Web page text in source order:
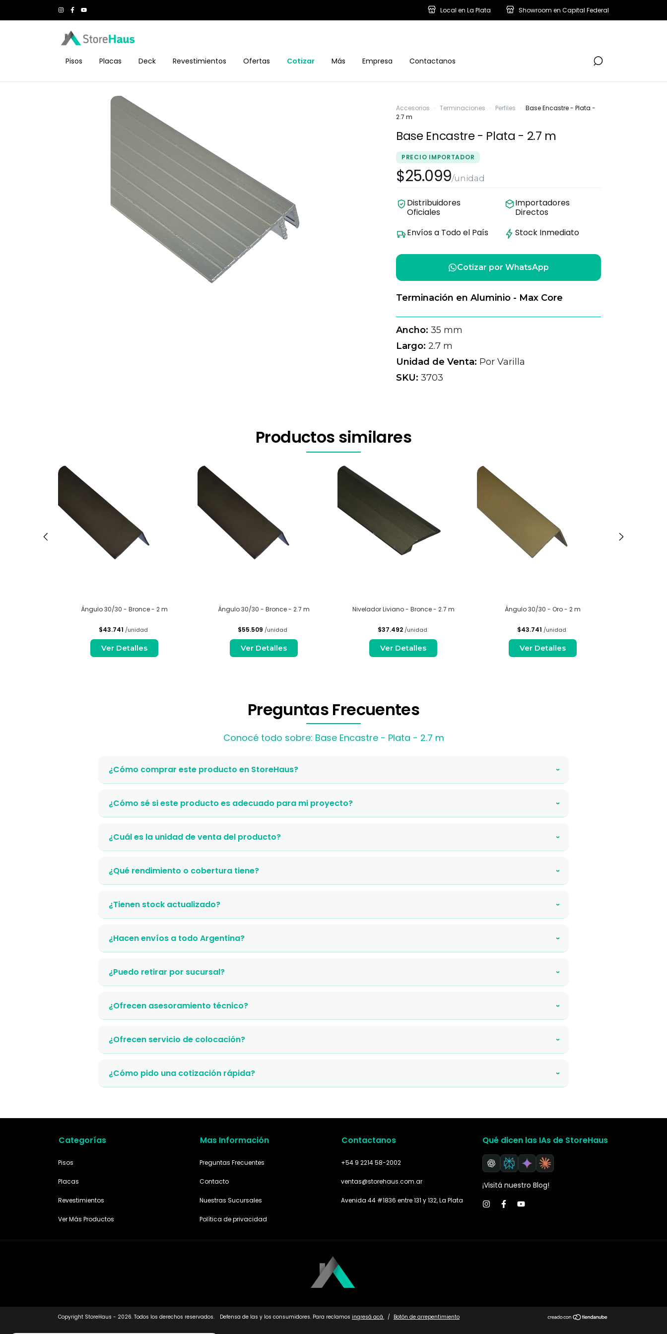
Local en La Plata Showroom en Capital Federal
Pisos Placas Deck Revestimientos Ofertas Cotizar Más Empresa Contactanos
Accesorios · Terminaciones · Perfiles · Base Encastre - Plata -
2.7 m
Base Encastre - Plata - 2.7 m
PRECIO IMPORTADOR
$25.099/unidad
Distribuidores
Oficiales
Importadores
Directos
Envíos a Todo el País
Stock Inmediato
Cotizar por WhatsApp
Terminación en Aluminio - Max Core
Ancho: 35 mm
Largo: 2.7 m
Unidad de Venta: Por Varilla
SKU: 3703
Productos similares
Ángulo 30/30 - Bronce - 2 m
$43.741 /unidad
Ver Detalles
Ángulo 30/30 - Bronce - 2.7 m
$55.509 /unidad
Ver Detalles
Nivelador Liviano - Bronce - 2.7 m
$37.492 /unidad
Ver Detalles
Ángulo 30/30 - Oro - 2 m
$43.741 /unidad
Ver Detalles
Preguntas Frecuentes
Conocé todo sobre: Base Encastre - Plata - 2.7 m
¿Cómo comprar este producto en StoreHaus? ›
¿Cómo sé si este producto es adecuado para mi proyecto? ›
¿Cuál es la unidad de venta del producto? ›
¿Qué rendimiento o cobertura tiene? ›
¿Tienen stock actualizado? ›
¿Hacen envíos a todo Argentina? ›
¿Puedo retirar por sucursal? ›
¿Ofrecen asesoramiento técnico? ›
¿Ofrecen servicio de colocación? ›
¿Cómo pido una cotización rápida? ›
Categorías
Pisos
Placas
Revestimientos
Ver Más Productos
Mas Información
Preguntas Frecuentes
Contacto
Nuestras Sucursales
Política de privacidad
Contactanos
+54 9 2214 58-2002
ventas@storehaus.com.ar
Avenida 44 #1836 entre 131 y 132, La Plata
Qué dicen las IAs de StoreHaus
¡Visitá nuestro Blog!
Copyright StoreHaus - 2026. Todos los derechos reservados. Defensa de las y los consumidores. Para reclamos ingresá acá. / Botón de arrepentimiento